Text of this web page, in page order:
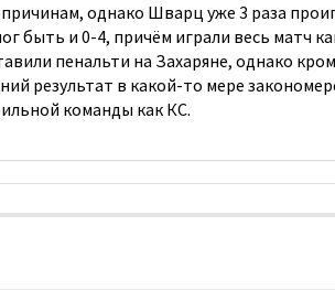
однако Шварц уже 3 раза
быть и 0-4, причём играли весь матч
пенальти на Захаряне, однако
результат в какой-то мере
команды как КС.